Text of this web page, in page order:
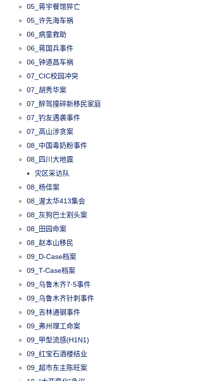
05_蒋宇餐馆猝亡
05_许先海车祸
06_病童救助
06_蒋国兵事件
06_钟道昌车祸
07_CIC校园冲突
07_胡秀华案
07_醉驾撞碎新移民家庭
07_钓友遇袭事件
07_高山涉贪案
08_中国毒奶粉事件
08_四川大地震
灾区采访队
08_杨佳案
08_渥太华413集会
08_灰狗巴士割头案
08_田园命案
08_赵本山移民
09_D-Case档案
09_T-Case档案
09_乌鲁木齐7·5事件
09_乌鲁木齐针刺事件
09_吉林通钢事件
09_弗州理工命案
09_甲型流感(H1N1)
09_红宝石酒楼结业
09_超市东主陈旺案